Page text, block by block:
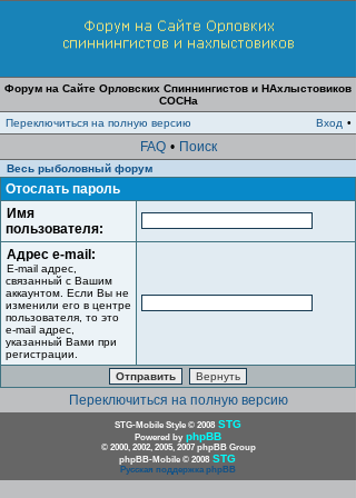
Форум на Сайте Орловских Спиннингистов и НАхлыстовиков
СОСНа
Переключиться на полную версию
Вход •
FAQ • Поиск
Весь рыболовный форум
Отослать пароль
Имя
пользователя:
Адрес e-mail:
E-mail адрес,
связанный с Вашим
аккаунтом. Если Вы не
изменили его в центре
пользователя, то это
e-mail адрес,
указанный Вами при
регистрации.
Переключиться на полную версию
STG-Mobile Style © 2008 STG
Powered by phpBB
© 2000, 2002, 2005, 2007 phpBB Group
phpBB-Mobile © 2008 STG
Русская поддержка phpBB